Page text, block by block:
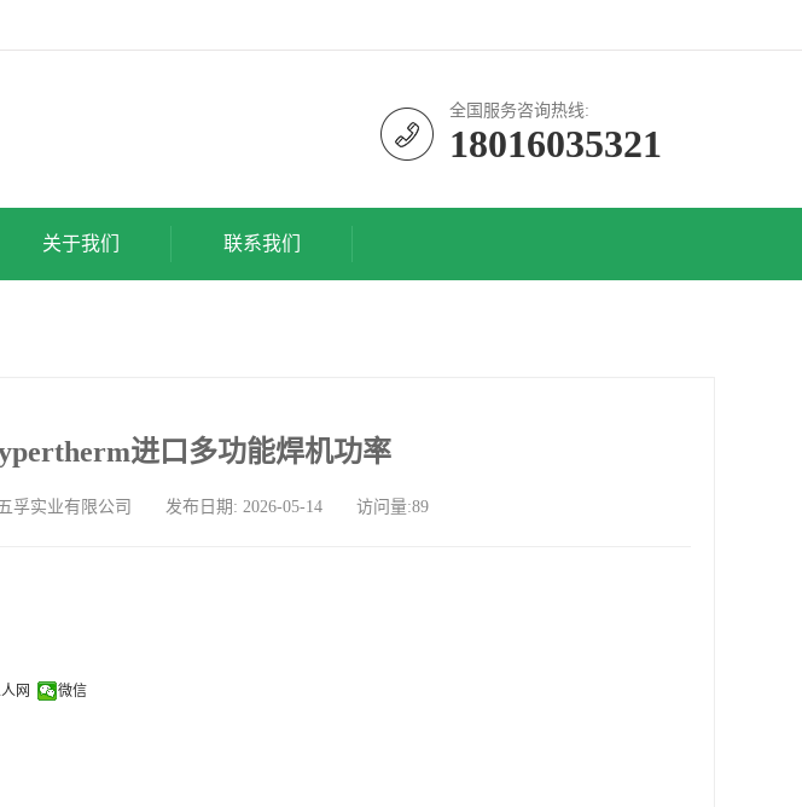
全国服务咨询热线:
18016035321
关于我们 联系我们
进口多功能焊机功率
五孚实业有限公司 发布日期: 2026-05-14 访问量:89
网 微信